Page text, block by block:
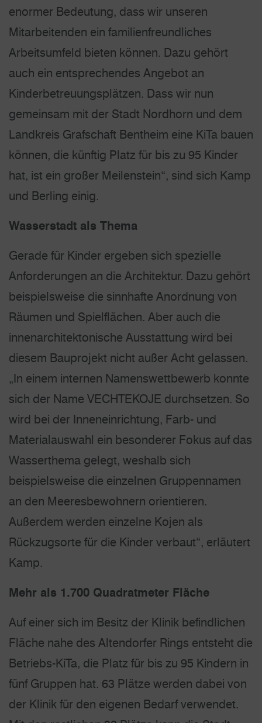
enormer Bedeutung, dass wir unseren
Mitarbeitenden ein familienfreundliches
Arbeitsumfeld bieten können. Dazu gehört
auch ein entsprechendes Angebot an
Kinderbetreuungsplätzen. Dass wir nun
gemeinsam mit der Stadt Nordhorn und dem
Landkreis Grafschaft Bentheim eine KiTa bauen
können, die künftig Platz für bis zu 95 Kinder
hat, ist ein großer Meilenstein“, sind sich Kamp
und Berling einig.
Wasserstadt als Thema
Gerade für Kinder ergeben sich spezielle
Anforderungen an die Architektur. Dazu gehört
beispielsweise die sinnhafte Anordnung von
Räumen und Spielflächen. Aber auch die
innenarchitektonische Ausstattung wird bei
diesem Bauprojekt nicht außer Acht gelassen.
„In einem internen Namenswettbewerb konnte
sich der Name VECHTEKOJE durchsetzen. So
wird bei der Inneneinrichtung, Farb- und
Materialauswahl ein besonderer Fokus auf das
Wasserthema gelegt, weshalb sich
beispielsweise die einzelnen Gruppennamen
an den Meeresbewohnern orientieren.
Außerdem werden einzelne Kojen als
Rückzugsorte für die Kinder verbaut“, erläutert
Kamp.
Mehr als 1.700 Quadratmeter Fläche
Auf einer sich im Besitz der Klinik befindlichen
Fläche nahe des Altendorfer Rings entsteht die
Betriebs-KiTa, die Platz für bis zu 95 Kindern in
fünf Gruppen hat. 63 Plätze werden dabei von
der Klinik für den eigenen Bedarf verwendet.